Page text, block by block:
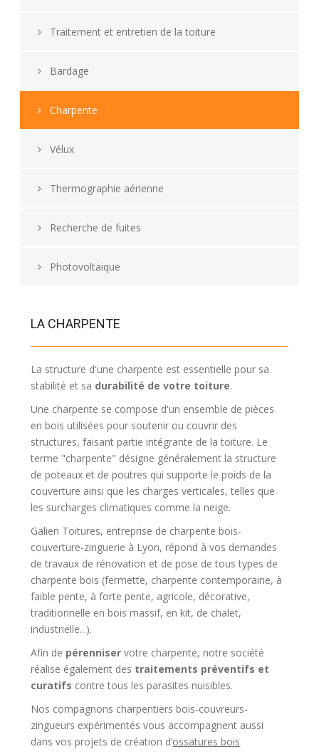
Traitement et entretien de la toiture
Bardage
Charpente
Vélux
Thermographie aérienne
Recherche de fuites
Photovoltaique
LA CHARPENTE
La structure d'une charpente est essentielle pour sa
stabilité et sa durabilité de votre toiture.
Une charpente se compose d'un ensemble de pièces
en bois utilisées pour soutenir ou couvrir des
structures, faisant partie intégrante de la toiture. Le
terme "charpente" désigne généralement la structure
de poteaux et de poutres qui supporte le poids de la
couverture ainsi que les charges verticales, telles que
les surcharges climatiques comme la neige.
Galien Toitures, entreprise de charpente bois-
couverture-zinguerie à Lyon, répond à vos demandes
de travaux de rénovation et de pose de tous types de
charpente bois (fermette, charpente contemporaine, à
faible pente, à forte pente, agricole, décorative,
traditionnelle en bois massif, en kit, de chalet,
industrielle...).
Afin de pérenniser votre charpente, notre société
réalise également des traitements préventifs et
curatifs contre tous les parasites nuisibles.
Nos compagnons charpentiers bois-couvreurs-
zingueurs expérimentés vous accompagnent aussi
dans vos projets de création d’ossatures bois